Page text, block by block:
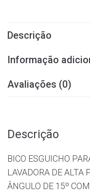
Descrição
Informação
Avaliações (0)
Descrição
BICO ESGUICHO
LAVADORA DE ALTA
ÂNGULO DE 15º